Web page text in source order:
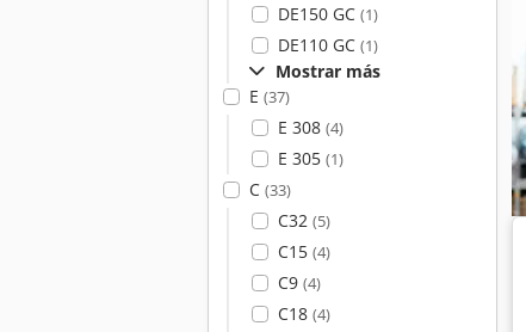
DE150 GC (1)
DE110 GC (1)
Mostrar más
E (37)
E 308 (4)
E 305 (1)
C (33)
C32 (5)
C15 (4)
C9 (4)
C18 (4)